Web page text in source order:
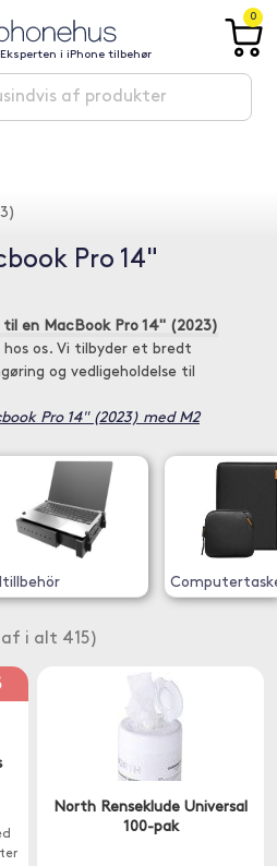
Eksperten i iPhone tilbehør
0
Pro 14"
en MacBook Pro 14" (2023)
os. Vi tilbyder et bredt
og vedligeholdelse til
Pro 14" (2023) med M2
af i alt 415)
North Renseklude Universal
100-pak